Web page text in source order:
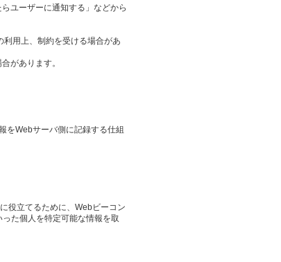
ユーザーに通知する」などから
用上、制約を受ける場合があ
があります。
をWebサーバ側に記録する仕組
役立てるために、Webビーコン
た個人を特定可能な情報を取